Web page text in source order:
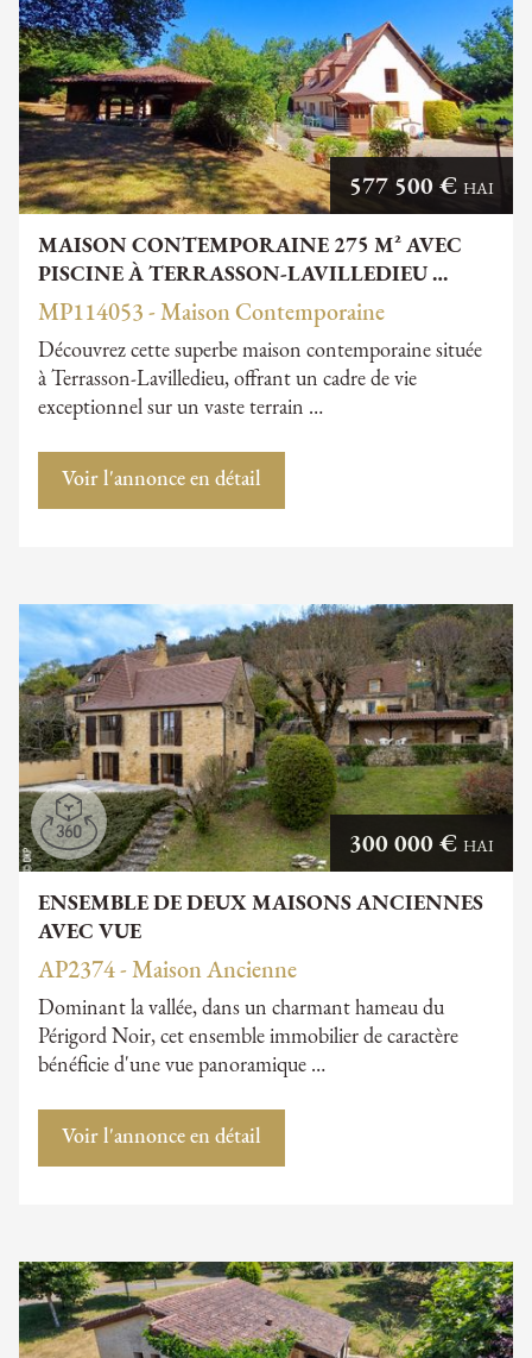
MAISON CONTEMPORAINE 275 M² AVEC
PISCINE À TERRASSON-LAVILLEDIEU …
577 500 € HAI
MP114053 - Maison Contemporaine
Découvrez cette superbe maison contemporaine située
à Terrasson-Lavilledieu, offrant un cadre de vie
exceptionnel sur un vaste terrain …
Voir l'annonce en détail
ENSEMBLE DE DEUX MAISONS ANCIENNES
AVEC VUE
300 000 € HAI
AP2374 - Maison Ancienne
Dominant la vallée, dans un charmant hameau du
Périgord Noir, cet ensemble immobilier de caractère
bénéficie d'une vue panoramique …
Voir l'annonce en détail